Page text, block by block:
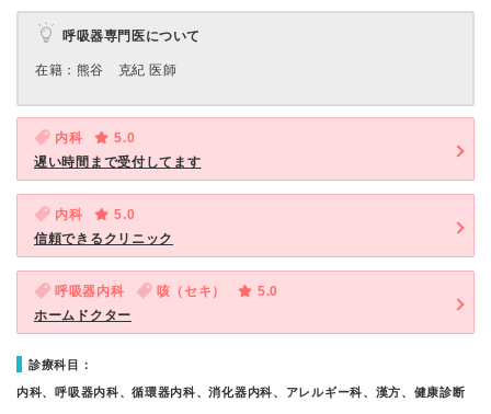
呼吸器専門医について
在籍：熊谷 克紀 医師
内科
5.0
遅い時間まで受付してます
内科
5.0
信頼できるクリニック
呼吸器内科 咳（セキ）
5.0
ホームドクター
診療科目：
内科、呼吸器内科、循環器内科、消化器内科、アレルギー科、漢方、健康診断